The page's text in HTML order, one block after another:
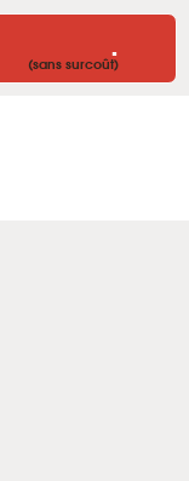
.
(sans surcoût)